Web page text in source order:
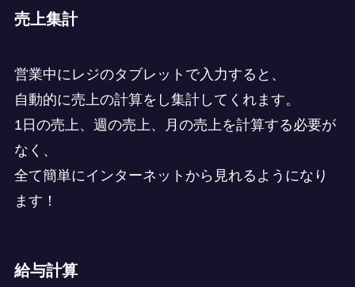
売上集計
営業中にレジのタブレットで入力すると、
自動的に売上の計算をし集計してくれます。
1日の売上、週の売上、月の売上を計算する必要が
なく、
全て簡単にインターネットから見れるようになり
ます！
給与計算